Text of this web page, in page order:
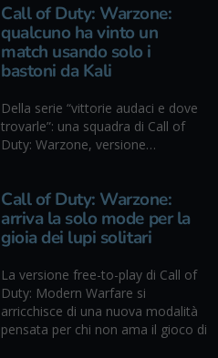
Call of Duty: Warzone:
qualcuno ha vinto un
match usando solo i
bastoni da Kali
Della serie “vittorie audaci e dove
trovarle”: una squadra di Call of
Duty: Warzone, versione…
Call of Duty: Warzone:
arriva la solo mode per la
gioia dei lupi solitari
La versione free-to-play di Call of
Duty: Modern Warfare si
arricchisce di una nuova modalità
pensata per chi non ama il gioco di